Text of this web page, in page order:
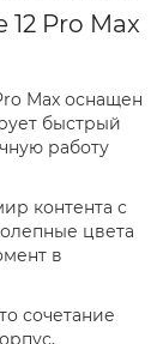
Pro Max
Max оснащен
быстрый
работу
контента с
цвета
в
сочетание